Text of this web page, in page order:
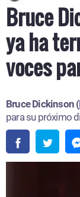
Bruce
ya ha
voces
Bruce Dickinson (
para su próximo